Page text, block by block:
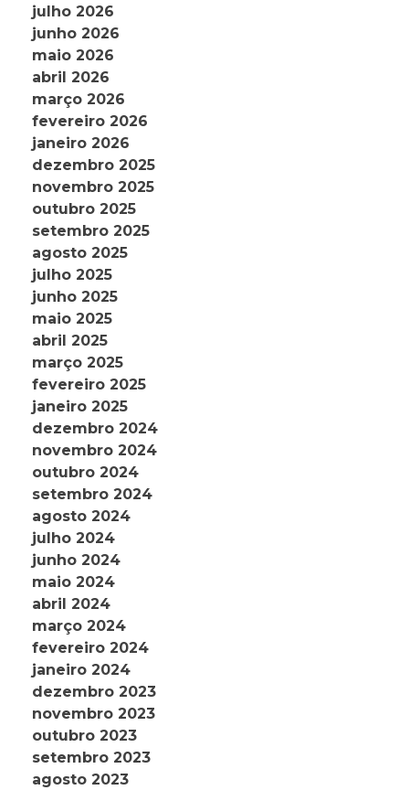
julho 2026
junho 2026
maio 2026
abril 2026
março 2026
fevereiro 2026
janeiro 2026
dezembro 2025
novembro 2025
outubro 2025
setembro 2025
agosto 2025
julho 2025
junho 2025
maio 2025
abril 2025
março 2025
fevereiro 2025
janeiro 2025
dezembro 2024
novembro 2024
outubro 2024
setembro 2024
agosto 2024
julho 2024
junho 2024
maio 2024
abril 2024
março 2024
fevereiro 2024
janeiro 2024
dezembro 2023
novembro 2023
outubro 2023
setembro 2023
agosto 2023